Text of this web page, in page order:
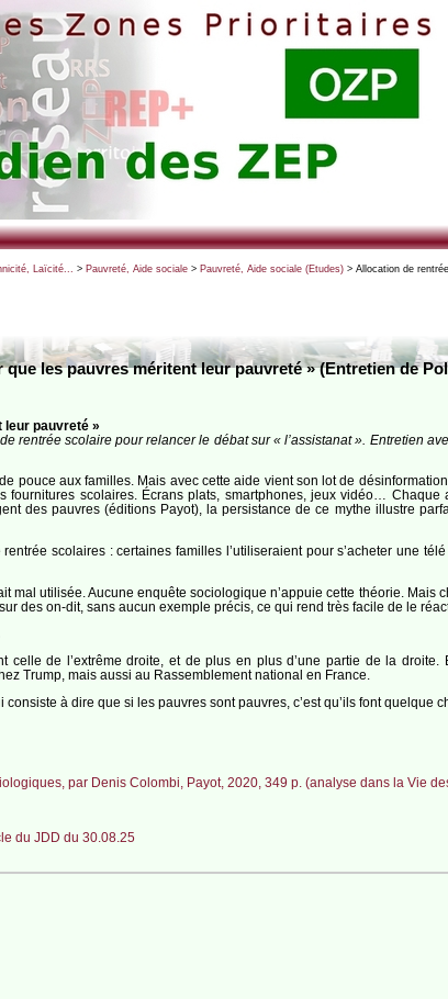
Laïcité... > Pauvreté, Aide sociale> Pauvreté, Aide sociale (Etudes)> Allocation de
les pauvres méritent leur pauvreté » (Entretien de
leur pauvreté »
rentrée scolaire pour relancer le débat sur « l’assistanat ». Entretien
pouce aux familles. Mais avec cette aide vient son lot de
fournitures scolaires. Écrans plats, smartphones, jeux vidéo…
des pauvres (éditions Payot), la persistance de ce mythe illustre
scolaires : certaines familles l’utiliseraient pour s’acheter une
mal utilisée. Aucune enquête sociologique n’appuie cette théorie. Mais
des on-dit, sans aucun exemple précis, ce qui rend très facile de le
celle de l’extrême droite, et de plus en plus d’une partie de la
Trump, mais aussi au Rassemblement national en France.
à dire que si les pauvres sont pauvres, c’est qu’ils font quelque
par Denis Colombi, Payot, 2020, 349 p. (analyse dans la Vie
du JDD du 30.08.25